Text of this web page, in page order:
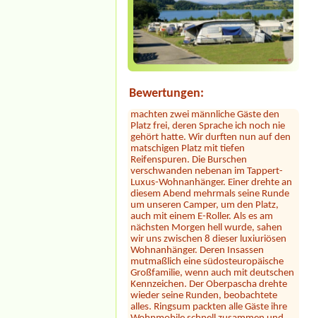
Bewertungen:
Sylvia Vodel ***
Die Bilder mit dem See täuschen. Der
See liegt ein Stück entfernt. Dafür ist
das Camping nah an der Autobahn.
Der Hammer kommt jetzt: dort hauste
ein Clan! Der uns zugewiesene Platz
war mit 2 Kleinbussen zugestellt. Erst
machten zwei männliche Gäste den
Platz frei, deren Sprache ich noch nie
gehört hatte. Wir durften nun auf den
matschigen Platz mit tiefen
Reifenspuren. Die Burschen
verschwanden nebenan im Tappert-
Luxus-Wohnanhänger. Einer drehte an
diesem Abend mehrmals seine Runde
um unseren Camper, um den Platz,
auch mit einem E-Roller. Als es am
nächsten Morgen hell wurde, sahen
wir uns zwischen 8 dieser luxiuriösen
Wohnanhänger. Deren Insassen
mutmaßlich eine südosteuropäische
Großfamilie, wenn auch mit deutschen
Kennzeichen. Der Oberpascha drehte
wieder seine Runden, beobachtete
alles. Ringsum packten alle Gäste ihre
Wohnmobile schnell zusammen und
verschwanden. Wir auch!